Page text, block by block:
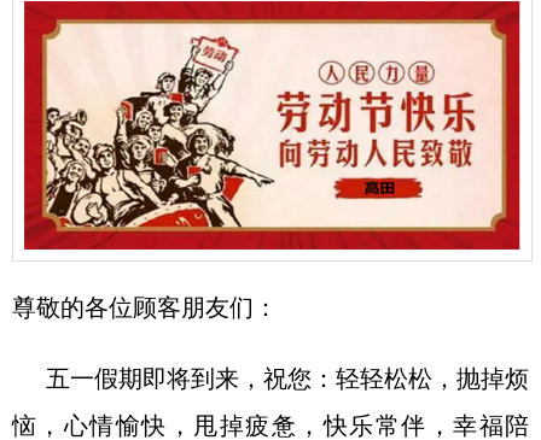
尊敬的各位顾客朋友们：
五一假期即将到来，祝您：轻轻松松，抛掉烦
恼，心情愉快，甩掉疲惫，快乐常伴，幸福陪